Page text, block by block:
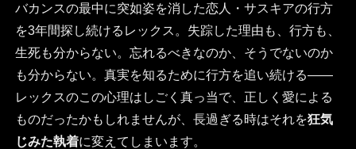
バカンスの最中に突如姿を消した恋人・サスキアの行方
を3年間探し続けるレックス。失踪した理由も、行方も、
生死も分からない。忘れるべきなのか、そうでないのか
も分からない。真実を知るために行方を追い続ける――
レックスのこの心理はしごく真っ当で、正しく愛による
ものだったかもしれませんが、長過ぎる時はそれを狂気
じみた執着に変えてしまいます。